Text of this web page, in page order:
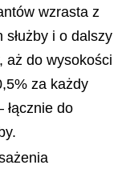
wzrasta z
służby i o dalszy
aż do wysokości
za każdy
łącznie do